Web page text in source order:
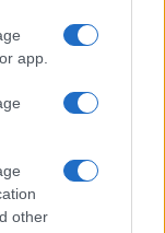
app.
other
in calo
ma il tour